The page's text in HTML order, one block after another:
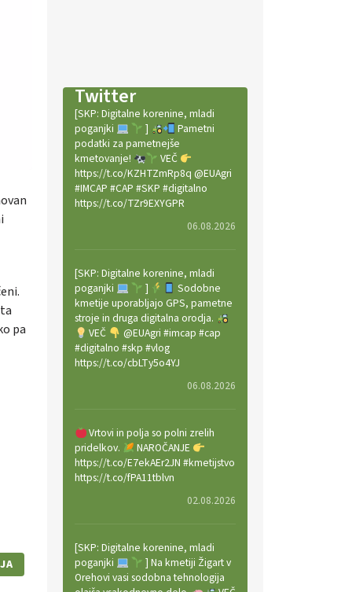
pa
Twitter
[SKP: Digitalne korenine, mladi
poganjki
]
Pametni
podatki za pametnejše
kmetovanje!
VEČ
https://t.co/KZHTZmRp8q @EUAgri
#IMCAP #CAP #SKP #digitalno
https://t.co/TZr9EXYGPR
06.08.2026
[SKP: Digitalne korenine, mladi
poganjki
]
Sodobne
kmetije uporabljajo GPS, pametne
stroje in druga digitalna orodja.
VEČ
@EUAgri #imcap #cap
#digitalno #skp #vlog
https://t.co/cbLTy5o4YJ
06.08.2026
Vrtovi in polja so polni zrelih
pridelkov.
NAROČANJE
https://t.co/E7ekAEr2JN #kmetijstvo
https://t.co/fPA11tblvn
02.08.2026
[SKP: Digitalne korenine, mladi
poganjki
] Na kmetiji Žigart v
Orehovi vasi sodobna tehnologija